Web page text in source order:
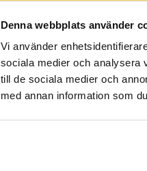
Denna webbplats använder
Vi använder
sociala medier och analysera
till de sociala medier och
med annan information som